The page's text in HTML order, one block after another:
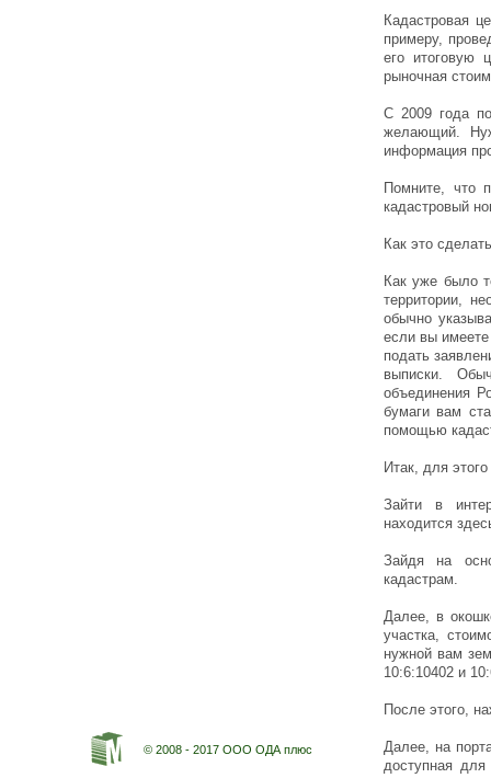
© 2008 - 2017 ООО ОДА плюс
Кадастровая
примеру,
его итоговую
рыночная
С 2009 года
желающий.
информация
Помните, что
кадастровый
Как это
Как уже было
территории,
обычно
если вы
подать
выписки.
объединения
бумаги вам
помощью
Итак, для
Зайти в
находится
Зайдя на
кадастрам.
Далее, в
участка,
нужной вам
10:6:10402 и
После этого,
Далее, на
доступная